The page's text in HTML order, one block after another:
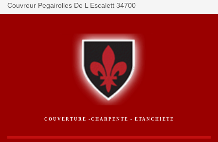
Couvreur Pegairolles De L Escalett 34700
COUVERTURE -CHARPENTE - ETANCHIETE